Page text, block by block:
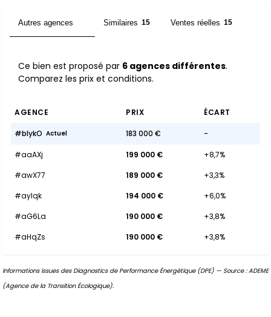
Autres agences Similaires 15 Ventes réelles 15
Ce bien est proposé par 6 agences différentes.
Comparez les prix et conditions.
AGENCE PRIX ÉCART
#blykO Actuel 183 000 € -
#aaAXj 199 000 €
+8,7%
#awX77
189 000 €
+3,3%
#aylqk
194 000 €
+6,0%
#aG6La
190 000 €
+3,8%
#aHqZs
190 000 € +3,8%
Informations issues des Diagnostics de Performance Énergétique (DPE) — Source : ADEME
(Agence de la Transition Écologique).